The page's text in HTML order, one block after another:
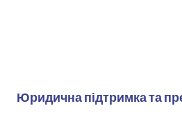
Юридична підтримка та